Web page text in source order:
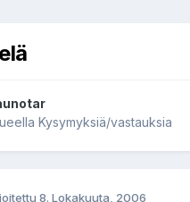
Kysymyksiä/vastauksia
8. Lokakuuta, 2006